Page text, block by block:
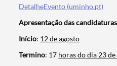
Termo de Pesquisa
DetalheEvento (uminho.pt)
Apresentação das candidaturas
Início: 12 de agosto
Termino: 17 horas do dia 23